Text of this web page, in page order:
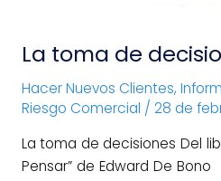
La toma de
Hacer Nuevos Clientes,
Riesgo Comercial / 28 de
La toma de decisiones Del
Pensar” de Edward De